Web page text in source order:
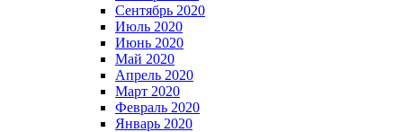
Сентябрь 2020
Июль 2020
Июнь 2020
Май 2020
Апрель 2020
Март 2020
Февраль 2020
Январь 2020